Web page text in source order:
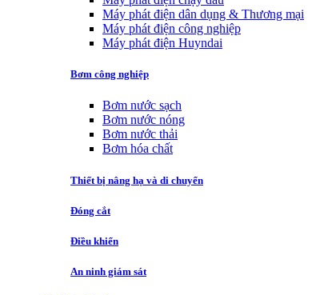
Máy phát điện dân dụng & Thương mại
Máy phát điện công nghiệp
Máy phát điện Huyndai
Bơm công nghiệp
Bơm nước sạch
Bơm nước nóng
Bơm nước thải
Bơm hóa chất
Thiết bị nâng hạ và di chuyển
Đóng cắt
Điều khiển
An ninh giám sát